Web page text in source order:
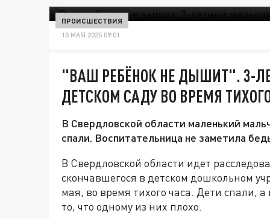
ПРОИСШЕСТВИЯ
15 МАЯ 2025 09:01
"ВАШ РЕБЁНОК НЕ ДЫШИТ". 3-
ДЕТСКОМ САДУ ВО ВРЕМЯ
В Свердловской области маленький
спали. Воспитательница не заметила
В Свердловской области идет
скончавшегося в детском дошкольном
мая, во время тихого часа. Дети спали,
то, что одному из них плохо.